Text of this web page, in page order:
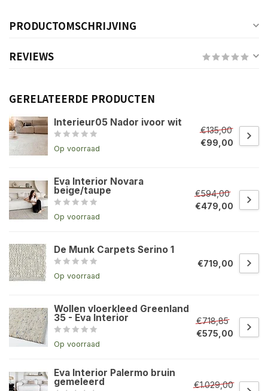
PRODUCTOMSCHRIJVING
REVIEWS
GERELATEERDE PRODUCTEN
Interieur05 Nador ivoor wit
Op voorraad
€135,00
€99,00
Eva Interior Novara
beige/taupe
Op voorraad
€594,00
€479,00
De Munk Carpets Serino 1
Op voorraad
€719,00
Wollen vloerkleed Greenland
35 - Eva Interior
Op voorraad
€718,85
€575,00
Eva Interior Palermo bruin
gemeleerd
€1.029,00